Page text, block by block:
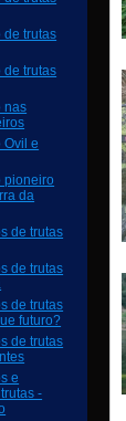
de trutas
de trutas
nas
Ovil e
pioneiro
da
de trutas
de trutas
de trutas
futuro?
de trutas
e
-